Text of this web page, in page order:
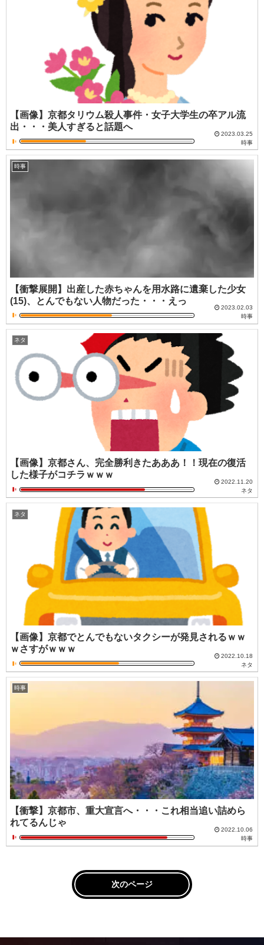
【画像】京都タリウム殺人事件・女子大学生の卒アル流
出・・・美人すぎると話題へ
2023.03.25
時事
時事
【衝撃展開】出産した赤ちゃんを用水路に遺棄した少女
(15)、とんでもない人物だった・・・えっ
2023.02.03
時事
ネタ
【画像】京都さん、完全勝利きたあああ！！現在の復活
した様子がコチラｗｗｗ
2022.11.20
ネタ
ネタ
【画像】京都でとんでもないタクシーが発見されるｗｗ
ｗさすがｗｗｗ
2022.10.18
ネタ
時事
【衝撃】京都市、重大宣言へ・・・これ相当追い詰めら
れてるんじゃ
2022.10.06
時事
次のページ